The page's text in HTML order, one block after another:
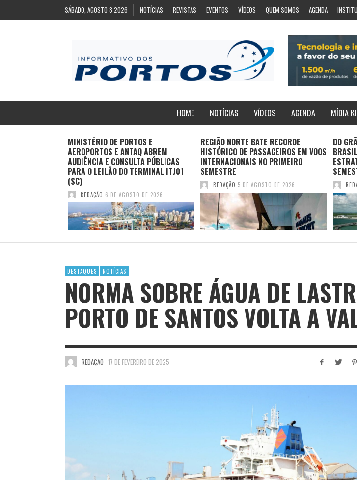
SÁBADO, AGOSTO 8 2026 NOTÍCIAS REVISTAS EVENTOS VÍDEOS QUEM SOMOS AGENDA
HOME NOTÍCIAS VÍDEOS AGENDA MÍDIA
MINISTÉRIO DE PORTOS E
AEROPORTOS E ANTAQ ABREM
AUDIÊNCIA E CONSULTA PÚBLICAS
PARA O LEILÃO DO TERMINAL ITJ01
(SC)
REDAÇÃO 6 DE AGOSTO DE 2026
REGIÃO NORTE BATE RECORDE
HISTÓRICO DE PASSAGEIROS EM VOOS
INTERNACIONAIS NO PRIMEIRO
SEMESTRE
REDAÇÃO 5 DE AGOSTO DE 2026
DO
DESTAQUES NOTÍCIAS
NORMA SOBRE ÁGUA DE
PORTO DE SANTOS VOLTA A
REDAÇÃO 17 DE FEVEREIRO DE 2025